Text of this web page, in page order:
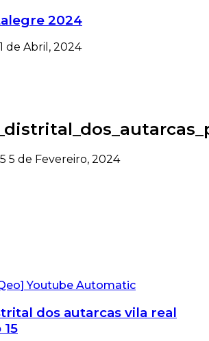
2024
1 de Abril, 2024
5 de Fevereiro, 2024
dos autarcas vila real